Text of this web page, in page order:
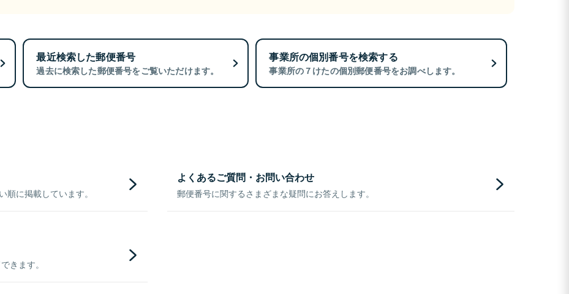
最近検索した郵便番号
過去に検索した郵便番号をご覧いただけます。
事業所の個別番号を検索する
事業所の７けたの個別郵便番号をお調べします。
に掲載しています。
よくあるご質問・お問い合わせ
郵便番号に関するさまざまな疑問にお答えします。
きます。